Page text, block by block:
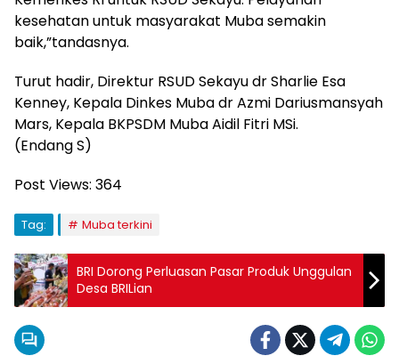
kesehatan untuk masyarakat Muba semakin
baik,”tandasnya.
Turut hadir, Direktur RSUD Sekayu dr Sharlie Esa
Kenney, Kepala Dinkes Muba dr Azmi Dariusmansyah
Mars, Kepala BKPSDM Muba Aidil Fitri MSi.
(Endang S)
Post Views: 364
Tag: Muba terkini
BRI Dorong Perluasan Pasar Produk Unggulan
Desa BRILian